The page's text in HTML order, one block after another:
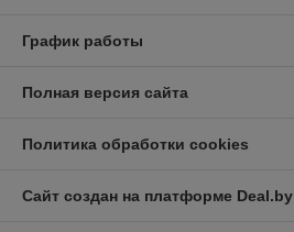
График работы
Полная версия сайта
Политика обработки cookies
Сайт создан на платформе Deal.by